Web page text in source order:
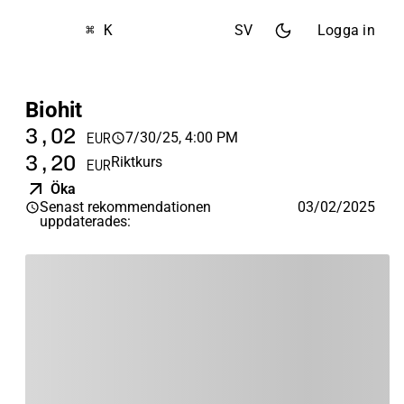
⌘ K SV Logga in
Biohit
3,02 EUR 7/30/25, 4:00 PM
3,20 EURRiktkurs
Öka
Senast rekommendationen
uppdaterades:
03/02/2025